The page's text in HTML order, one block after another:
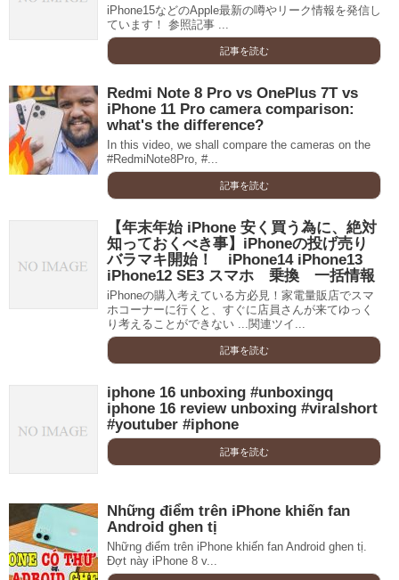
iPhone15などのApple最新の噂やリーク情報を発信し
ています！ 参照記事 ...
記事を読む
Redmi Note 8 Pro vs OnePlus 7T vs
iPhone 11 Pro camera comparison:
what's the difference?
In this video, we shall compare the cameras on the
#RedmiNote8Pro, #...
記事を読む
【年末年始 iPhone 安く買う為に、絶対
知っておくべき事】iPhoneの投げ売り
バラマキ開始！ iPhone14 iPhone13
iPhone12 SE3 スマホ 乗換 一括情報
iPhoneの購入考えている方必見！家電量販店でスマ
ホコーナーに行くと、すぐに店員さんが来てゆっく
り考えることができない ...関連ツイ...
記事を読む
iphone 16 unboxing #unboxingq
iphone 16 review unboxing #viralshort
#youtuber #iphone
記事を読む
Những điểm trên iPhone khiến fan
Android ghen tị
Những điểm trên iPhone khiến fan Android ghen tị.
Đợt này iPhone 8 v...